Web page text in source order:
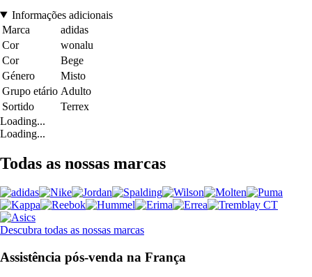
Informações adicionais
Marca
adidas
Cor
wonalu
Cor
Bege
Género
Misto
Grupo etário Adulto
Sortido
Terrex
Loading...
Loading...
Todas as nossas marcas
Descubra todas as nossas marcas
Assistência pós-venda na França